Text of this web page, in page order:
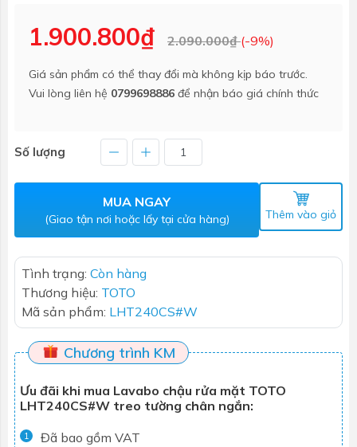
1.900.800₫ 2.090.000₫(-9%)
Giá sản phẩm có thể thay đổi mà không kịp báo trước.
Vui lòng liên hệ 0799698886 để nhận báo giá chính thức
Số lượng
MUA NGAY
(Giao tận nơi hoặc lấy tại cửa hàng) Thêm vào giỏ
Tình trạng: Còn hàng
Thương hiệu: TOTO
Mã sản phẩm: LHT240CS#W
Chương trình KM
Ưu đãi khi mua Lavabo chậu rửa mặt TOTO
LHT240CS#W treo tường chân ngắn:
1 Đã bao gồm VAT